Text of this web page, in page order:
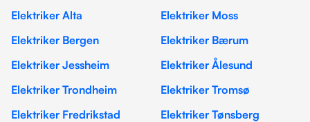
Elektriker Alta
Elektriker Moss
Elektriker Bergen
Elektriker Bærum
Elektriker Jessheim
Elektriker Ålesund
Elektriker Trondheim
Elektriker Tromsø
Elektriker Fredrikstad
Elektriker Tønsberg